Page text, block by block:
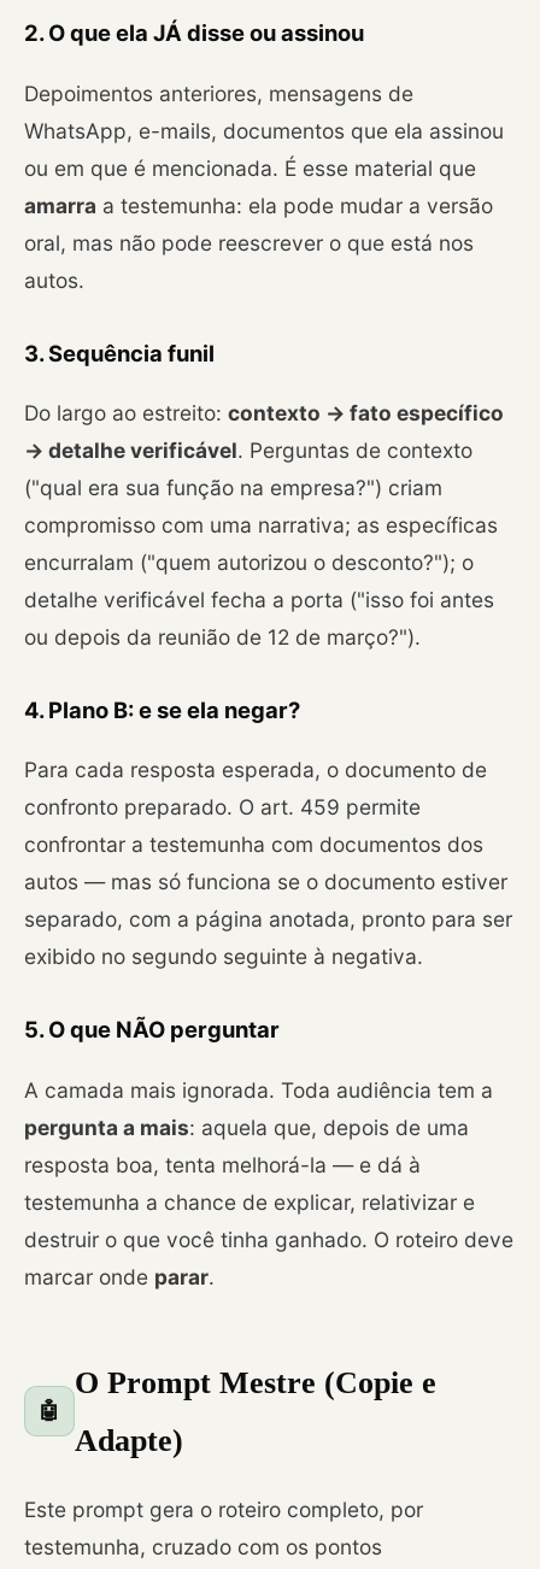
2. O que ela JÁ disse ou assinou
Depoimentos anteriores, mensagens de
WhatsApp, e-mails, documentos que ela assinou
ou em que é mencionada. É esse material que
amarra a testemunha: ela pode mudar a versão
oral, mas não pode reescrever o que está nos
autos.
3. Sequência funil
Do largo ao estreito: contexto → fato específico
→ detalhe verificável. Perguntas de contexto
("qual era sua função na empresa?") criam
compromisso com uma narrativa; as específicas
encurralam ("quem autorizou o desconto?"); o
detalhe verificável fecha a porta ("isso foi antes
ou depois da reunião de 12 de março?").
4. Plano B: e se ela negar?
Para cada resposta esperada, o documento de
confronto preparado. O art. 459 permite
confrontar a testemunha com documentos dos
autos — mas só funciona se o documento estiver
separado, com a página anotada, pronto para ser
exibido no segundo seguinte à negativa.
5. O que NÃO perguntar
A camada mais ignorada. Toda audiência tem a
pergunta a mais: aquela que, depois de uma
resposta boa, tenta melhorá-la — e dá à
testemunha a chance de explicar, relativizar e
destruir o que você tinha ganhado. O roteiro deve
marcar onde parar.
🤖
O Prompt Mestre (Copie e
Adapte)
Este prompt gera o roteiro completo, por
testemunha, cruzado com os pontos